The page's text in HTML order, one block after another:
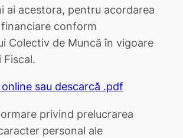
ai acestora, pentru acordarea
conform
Colectiv de Muncă în vigoare
Fiscal.
online sau descarcă .pdf
privind prelucrarea
personal ale